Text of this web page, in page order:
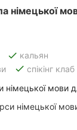
німецької
done кальян
done спікінг клаб
мови
німецької